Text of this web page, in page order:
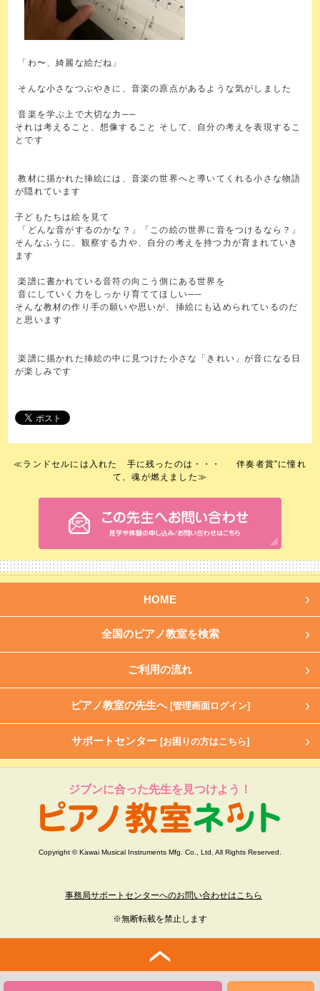
「わ〜、綺麗な絵だね」
そんな小さなつぶやきに、音楽の原点があるような気がしました
音楽を学ぶ上で大切な力──
それは考えること、想像すること そして、自分の考えを表現するこ
とです
教材に描かれた挿絵には、音楽の世界へと導いてくれる小さな物語
が隠れています
子どもたちは絵を見て
「どんな音がするのかな？」「この絵の世界に音をつけるなら？」
そんなふうに、観察する力や、自分の考えを持つ力が育まれていき
ます
楽譜に書かれている音符の向こう側にある世界を
音にしていく力をしっかり育ててほしい──
そんな教材の作り手の願いや思いが、挿絵にも込められているのだ
と思います
楽譜に描かれた挿絵の中に見つけた小さな「きれい」が音になる日
が楽しみです
≪ランドセルには入れた 手に残ったのは・・・
伴奏者賞”に憧れ
て、魂が燃えました≫
HOME
全国のピアノ教室を検索
ご利用の流れ
ピアノ教室の先生へ [管理画面ログイン]
サポートセンター [お困りの方はこちら]
ジブンに合った先生を見つけよう！
Copyright © Kawai Musical Instruments Mfg. Co., Ltd. All Rights Reserved.
事務局サポートセンターへのお問い合わせはこちら
※無断転載を禁止します